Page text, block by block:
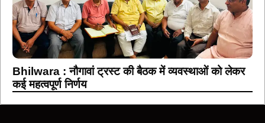
Bhilwara : नौगावां ट्रस्ट की बैठक में व्यवस्थाओं को लेकर
कई महत्वपूर्ण निर्णय